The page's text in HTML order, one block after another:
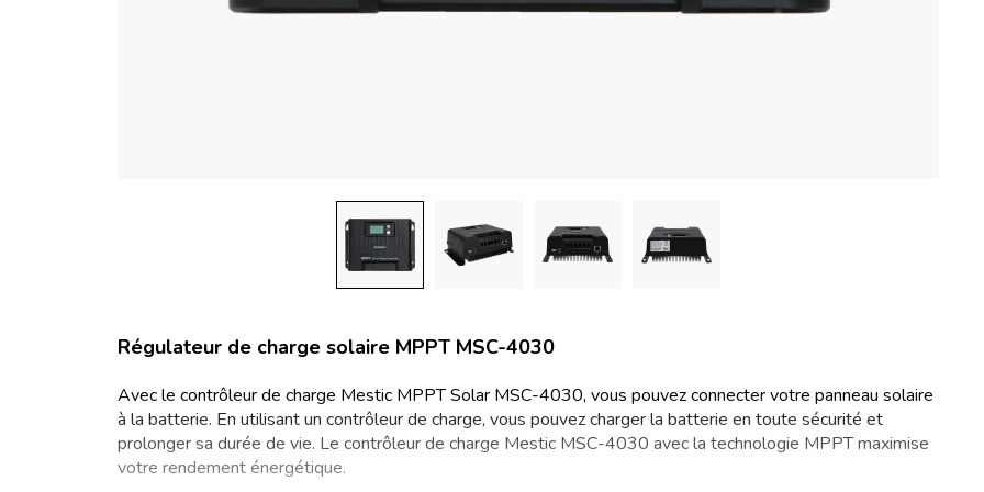
Régulateur de charge solaire MPPT MSC-4030
Avec le contrôleur de charge Mestic MPPT Solar MSC-4030, vous pouvez connecter votre panneau solaire
à la batterie. En utilisant un contrôleur de charge, vous pouvez charger la batterie en toute sécurité et
prolonger sa durée de vie. Le contrôleur de charge Mestic MSC-4030 avec la technologie MPPT maximise
votre rendement énergétique.